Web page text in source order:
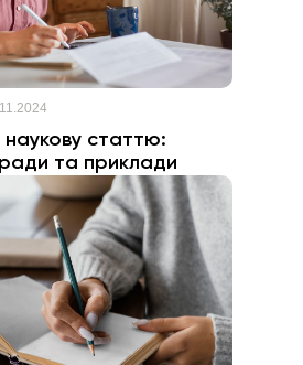
наукову статтю:
та приклади